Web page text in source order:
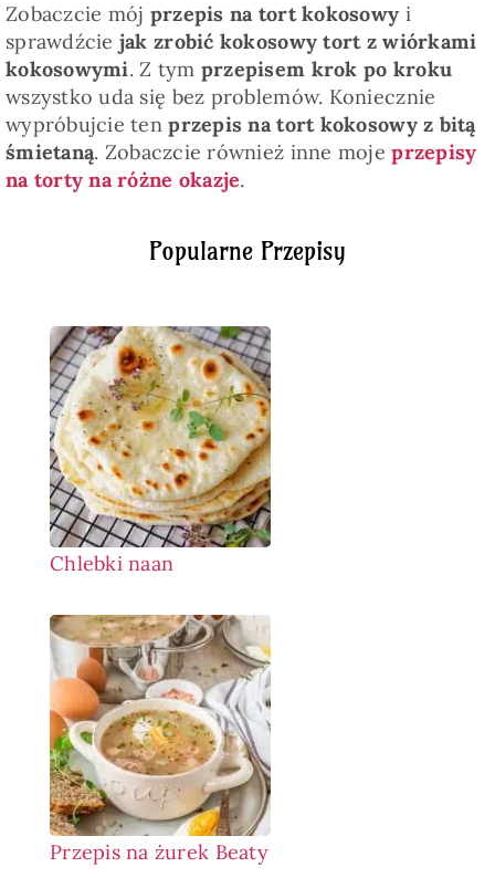
Popularne Przepisy
Chlebki naan
Przepis na żurek Beaty
Zobaczcie mój przepis na tort kokosowy i
sprawdźcie jak zrobić kokosowy tort z wiórkami
kokosowymi. Z tym przepisem krok po kroku
wszystko uda się bez problemów. Koniecznie
wypróbujcie tenprzepis na tort kokosowy z bitą
śmietaną. Zobaczcie również inne mojeprzepisy
na torty na różne okazje.